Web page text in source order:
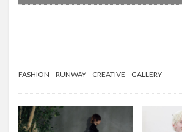
FASHION RUNWAY CREATIVE GALLERY